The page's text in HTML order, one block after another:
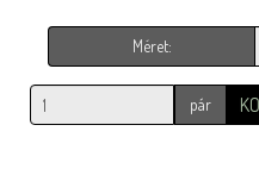
Méret:
pár